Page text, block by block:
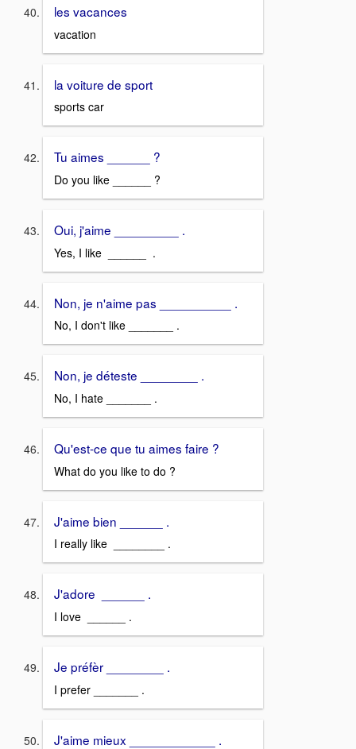
les vacances
vacation
la voiture de sport
sports car
Tu aimes ______ ?
Do you like ______ ?
Oui, j'aime _________ .
Yes, I like ______ .
Non, je n'aime pas __________ .
No, I don't like _______ .
Non, je déteste ________ .
No, I hate _______ .
Qu'est-ce que tu aimes faire ?
What do you like to do ?
J'aime bien ______ .
I really like ________ .
J'adore ______ .
I love ______ .
Je préfèr ________ .
I prefer _______ .
J'aime mieux ____________ .